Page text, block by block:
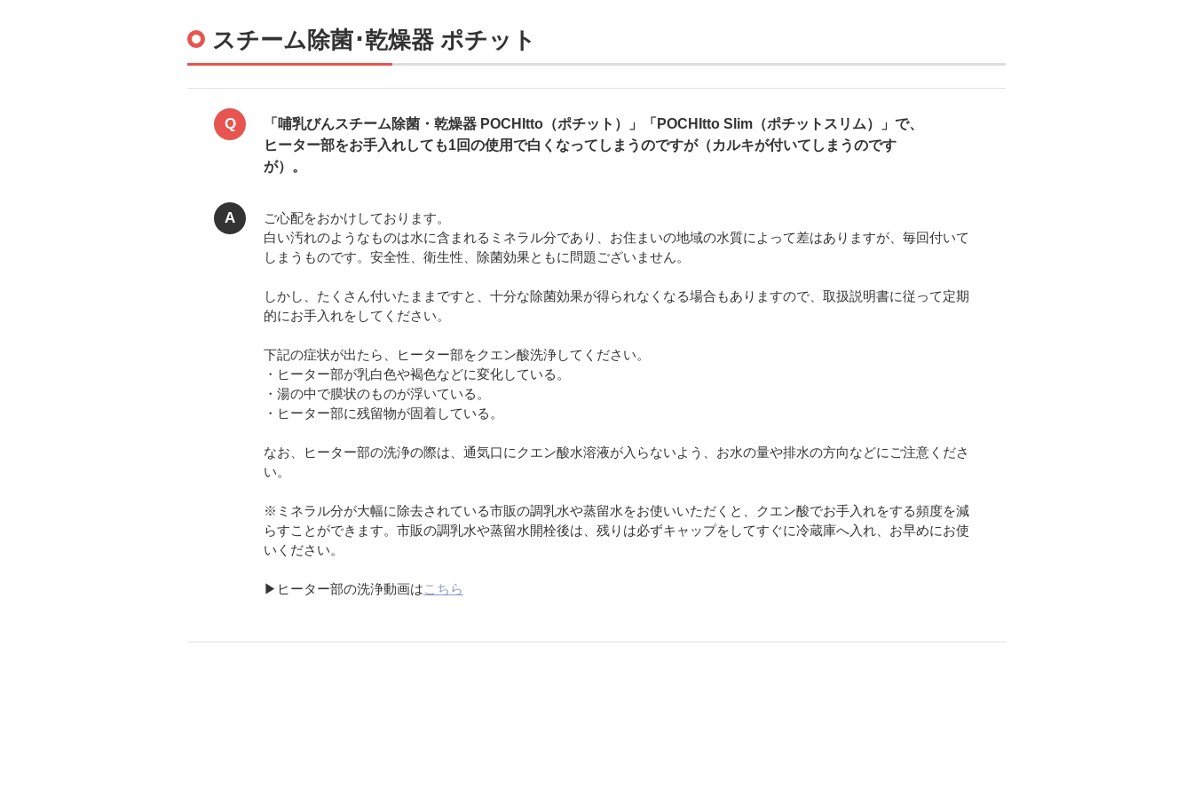
スチーム除菌･乾燥器 ポチット
Q
「哺乳びんスチーム除菌・乾燥器 POCHItto（ポチット）」「POCHItto​ Slim（ポチット​スリム）」で、
ヒーター部をお手入れしても1回の使用で白くなってしまうのですが（カルキが付いてしまうのです
が）。
A
ご心配をおかけしております。
白い汚れのようなものは水に含まれるミネラル分であり、お住まいの地域の水質によって差はありますが、毎回付いて
しまうものです。安全性、衛生性、除菌効果ともに問題ございません。
しかし、たくさん付いたままですと、十分な除菌効果が得られなくなる場合もありますので、取扱説明書に従って定期
的にお手入れをしてください。
下記の症状が出たら、ヒーター部をクエン酸洗浄してください。
・ヒーター部が乳白色や褐色などに変化している。
・湯の中で膜状のものが浮いている。
・ヒーター部に残留物が固着している。
なお、ヒーター部の洗浄の際は、通気口にクエン酸水溶液が入らないよう、お水の量や排水の方向などにご注意くださ
い。
※ミネラル分が大幅に除去されている市販の調乳水や蒸留水をお使いいただくと、クエン酸でお手入れをする頻度を減
らすことができます。市販の調乳水や蒸留水開栓後は、残りは必ずキャップをしてすぐに冷蔵庫へ入れ、お早めにお使
いください。
▶ヒーター部の洗浄動画はこちら